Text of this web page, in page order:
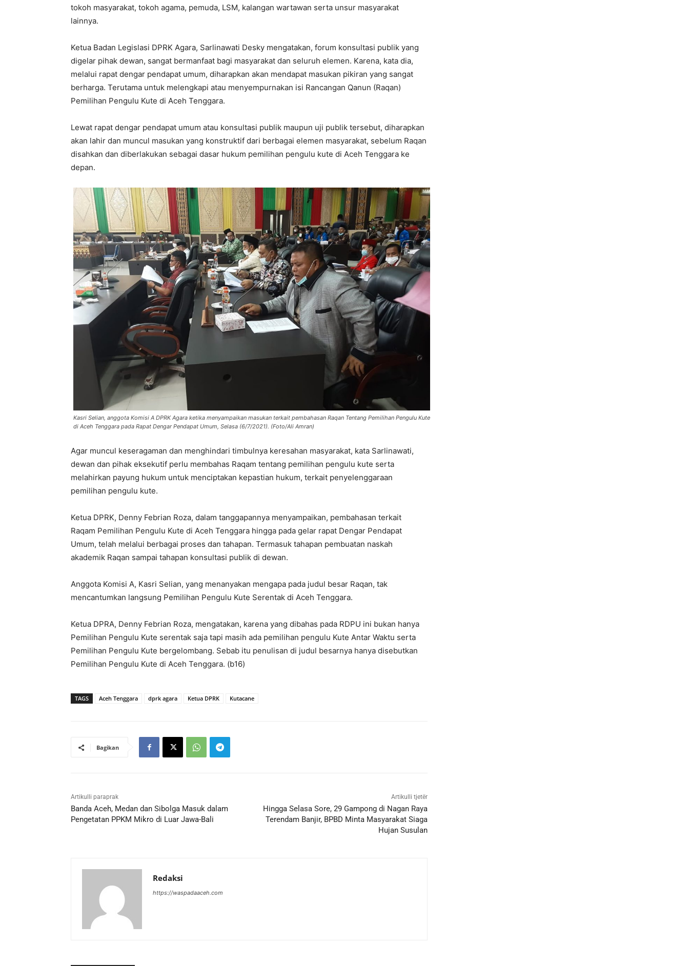
tokoh masyarakat, tokoh agama, pemuda, LSM, kalangan wartawan serta unsur masyarakat
lainnya.
Ketua Badan Legislasi DPRK Agara, Sarlinawati Desky mengatakan, forum konsultasi publik yang
digelar pihak dewan, sangat bermanfaat bagi masyarakat dan seluruh elemen. Karena, kata dia,
melalui rapat dengar pendapat umum, diharapkan akan mendapat masukan pikiran yang sangat
berharga. Terutama untuk melengkapi atau menyempurnakan isi Rancangan Qanun (Raqan)
Pemilihan Pengulu Kute di Aceh Tenggara.
Lewat rapat dengar pendapat umum atau konsultasi publik maupun uji publik tersebut, diharapkan
akan lahir dan muncul masukan yang konstruktif dari berbagai elemen masyarakat, sebelum Raqan
disahkan dan diberlakukan sebagai dasar hukum pemilihan pengulu kute di Aceh Tenggara ke
depan.
Kasri Selian, anggota Komisi A DPRK Agara ketika menyampaikan masukan terkait pembahasan Raqan Tentang Pemilihan Pengulu Kute
di Aceh Tenggara pada Rapat Dengar Pendapat Umum, Selasa (6/7/2021). (Foto/Ali Amran)
Agar muncul keseragaman dan menghindari timbulnya keresahan masyarakat, kata Sarlinawati,
dewan dan pihak eksekutif perlu membahas Raqam tentang pemilihan pengulu kute serta
melahirkan payung hukum untuk menciptakan kepastian hukum, terkait penyelenggaraan
pemilihan pengulu kute.
Ketua DPRK, Denny Febrian Roza, dalam tanggapannya menyampaikan, pembahasan terkait
Raqam Pemilihan Pengulu Kute di Aceh Tenggara hingga pada gelar rapat Dengar Pendapat
Umum, telah melalui berbagai proses dan tahapan. Termasuk tahapan pembuatan naskah
akademik Raqan sampai tahapan konsultasi publik di dewan.
Anggota Komisi A, Kasri Selian, yang menanyakan mengapa pada judul besar Raqan, tak
mencantumkan langsung Pemilihan Pengulu Kute Serentak di Aceh Tenggara.
Ketua DPRA, Denny Febrian Roza, mengatakan, karena yang dibahas pada RDPU ini bukan hanya
Pemilihan Pengulu Kute serentak saja tapi masih ada pemilihan pengulu Kute Antar Waktu serta
Pemilihan Pengulu Kute bergelombang. Sebab itu penulisan di judul besarnya hanya disebutkan
Pemilihan Pengulu Kute di Aceh Tenggara. (b16)
TAGS Aceh Tenggara dprk agara Ketua DPRK Kutacane
Bagikan
Artikulli paraprak
Banda Aceh, Medan dan Sibolga Masuk dalam
Pengetatan PPKM Mikro di Luar Jawa-Bali
Artikulli tjetër
Hingga Selasa Sore, 29 Gampong di Nagan Raya
Terendam Banjir, BPBD Minta Masyarakat Siaga
Hujan Susulan
Redaksi
https://waspadaaceh.com